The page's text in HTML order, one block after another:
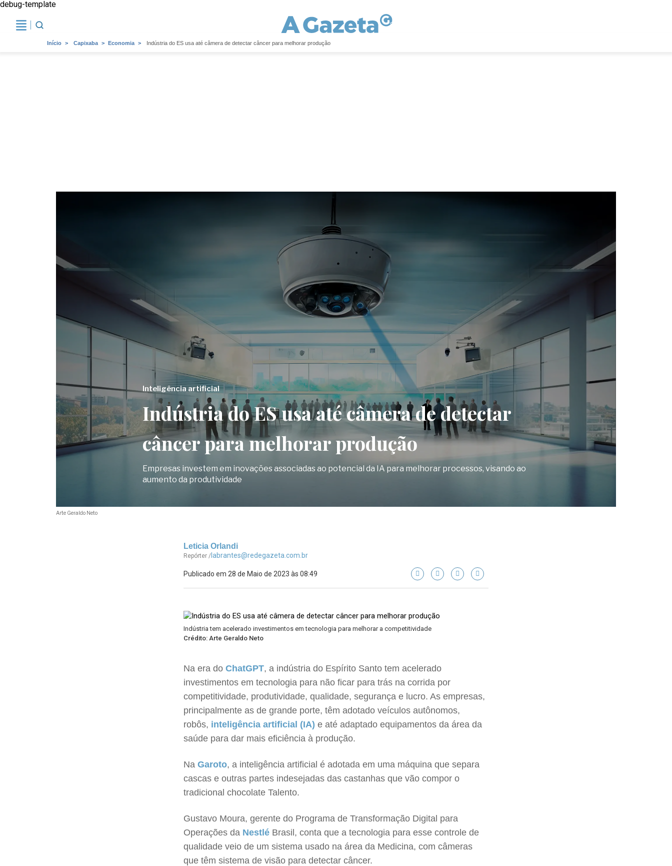
debug-template
Início Capixaba Economia Indústria do ES usa até câmera de detectar câncer para melhorar produção
Arte Geraldo Neto
Inteligência artificial
Indústria do ES usa até câmera de detectar
câncer para melhorar produção
Empresas investem em inovações associadas ao potencial da IA para melhorar processos, visando ao
aumento da produtividade
Leticia Orlandi
Repórter / labrantes@redegazeta.com.br
Publicado em 28 de Maio de 2023 às 08:49
Indústria tem acelerado investimentos em tecnologia para melhorar a competitividade
Crédito: Arte Geraldo Neto
Na era do ChatGPT, a indústria do Espírito Santo tem acelerado
investimentos em tecnologia para não ficar para trás na corrida por
competitividade, produtividade, qualidade, segurança e lucro. As empresas,
principalmente as de grande porte, têm adotado veículos autônomos,
robôs, inteligência artificial (IA) e até adaptado equipamentos da área da
saúde para dar mais eficiência à produção.
Na Garoto, a inteligência artificial é adotada em uma máquina que separa
cascas e outras partes indesejadas das castanhas que vão compor o
tradicional chocolate Talento.
Gustavo Moura, gerente do Programa de Transformação Digital para
Operações da Nestlé Brasil, conta que a tecnologia para esse controle de
qualidade veio de um sistema usado na área da Medicina, com câmeras
que têm sistema de visão para detectar câncer.